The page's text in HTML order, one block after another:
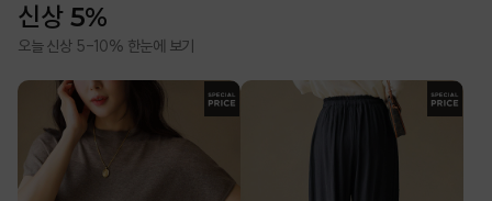
신상 5%
오늘 신상 5-10% 한눈에 보기